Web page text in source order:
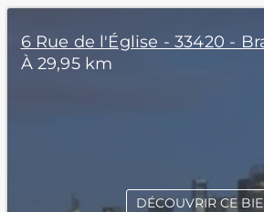
6 Rue de l'Église - 33420 -
À 29,95 km
DÉCOUVRIR CE